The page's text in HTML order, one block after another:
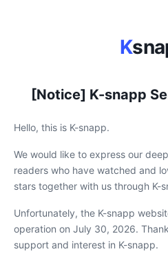
K
[Notice] K-snapp
Hello, this is K-snapp.
We would like to express our
readers who have watched and
stars together with us through K-
Unfortunately, the K-snapp
operation on July 30, 2026.
support and interest in K-snapp.